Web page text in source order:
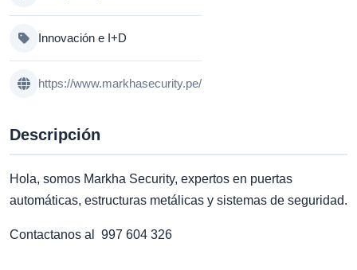
Innovación e I+D
https://www.markhasecurity.pe/
Descripción
Hola, somos Markha Security, expertos en puertas
automáticas, estructuras metálicas y sistemas de seguridad.
Contactanos al 997 604 326